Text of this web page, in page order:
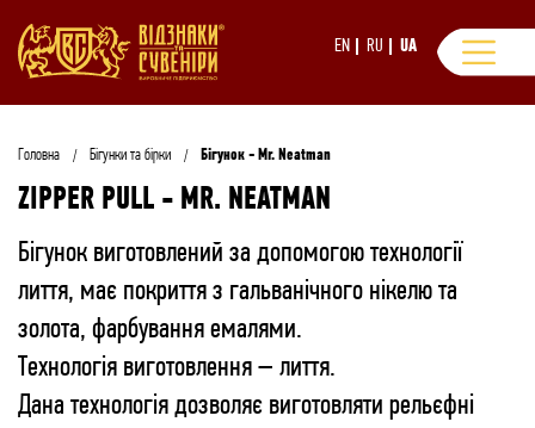
EN RU UA
Головна Бігунки та бірки Бігунок - Mr. Neatman
ZIPPER PULL - MR. NEATMAN
Бігунок виготовлений за допомогою технології
лиття, має покриття з гальванічного нікелю та
золота, фарбування емалями.
Технологія виготовлення – лиття.
Дана технологія дозволяє виготовляти рельєфні